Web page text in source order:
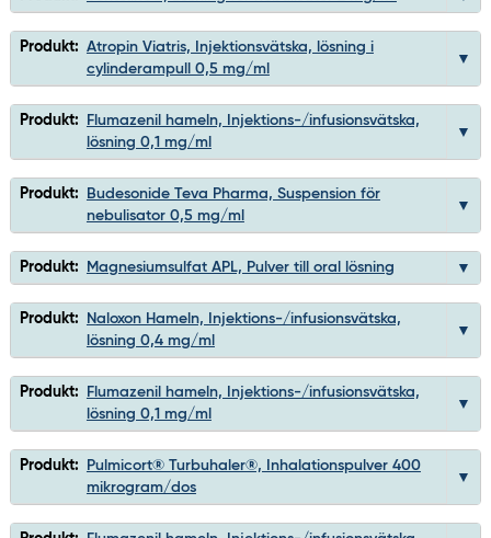
Produkt: Atropin Viatris, Injektionsvätska, lösning i
cylinderampull 0,5 mg/ml
Produkt:
Flumazenil hameln, Injektions-/infusionsvätska,
lösning 0,1 mg/ml
Produkt:
Budesonide Teva Pharma, Suspension för
nebulisator 0,5 mg/ml
Produkt: Magnesiumsulfat APL, Pulver till oral lösning
Produkt:
Naloxon Hameln, Injektions-/infusionsvätska,
lösning 0,4 mg/ml
Produkt:
Flumazenil hameln, Injektions-/infusionsvätska,
lösning 0,1 mg/ml
Produkt:
Pulmicort® Turbuhaler®, Inhalationspulver 400
mikrogram/dos